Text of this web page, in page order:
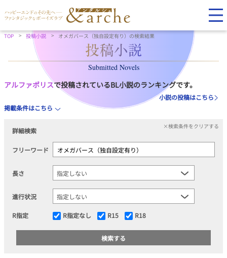
TOP 投稿小説 オメガバース（独自設定有り）の検索結果
Submitted Novels
アルファポリスで投稿されているBL小説のランキングです。
小説の投稿はこちら
掲載条件はこちら
詳細検索
×検索条件をクリアする
フリーワード
長さ
進行状況
R指定 R指定なし R15 R18